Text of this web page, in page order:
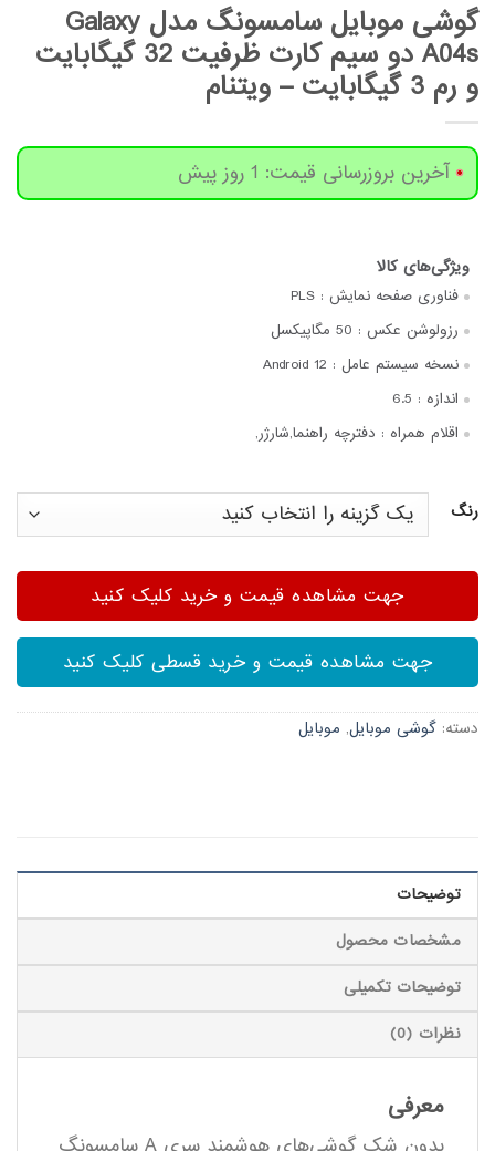
گوشی موبایل سامسونگ مدل Galaxy
A04s دو سیم کارت ظرفیت 32 گیگابایت
و رم 3 گیگابایت – ویتنام
آخرین بروزرسانی قیمت: 1 روز پیش
فناوری صفحه‌ نمایش : PLS
رزولوشن عکس : 50 مگاپیکسل
نسخه سیستم عامل : Android 12
اندازه : 6.5
اقلام همراه : دفترچه‌ راهنما,شارژر,
رنگ
جهت مشاهده قیمت و خرید کلیک کنید
جهت مشاهده قیمت و خرید قسطی کلیک کنید
دسته: گوشی موبایل, موبایل
توضیحات
مشخصات محصول
توضیحات تکمیلی
نظرات (0)
معرفی